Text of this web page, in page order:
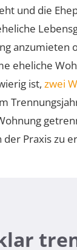
und die
anzumieten
eheliche
ist,zwei
der Praxis zu